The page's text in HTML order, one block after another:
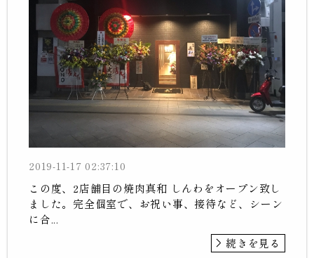
2019-11-17 02:37:10
この度、2店舗目の焼肉真和 しんわをオープン致し
ました。完全個室で、お祝い事、接待など、シーン
に合...
続きを見る